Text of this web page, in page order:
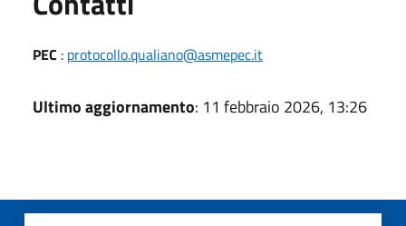
PEC : protocollo.qualiano@asmepec.it
Ultimo aggiornamento: 11 febbraio 2026, 13:26